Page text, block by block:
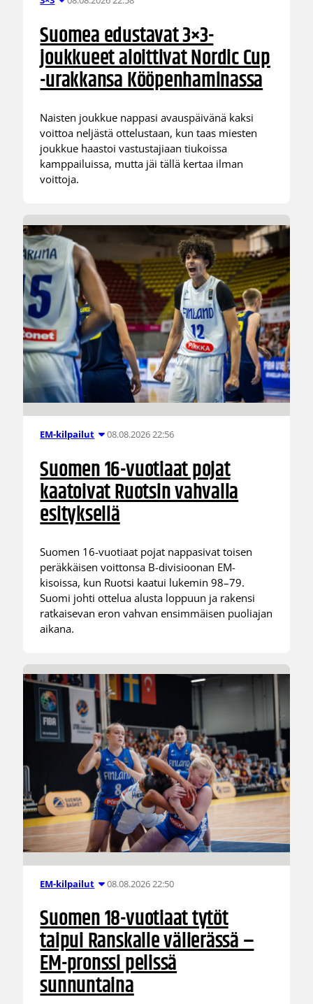
Suomea edustavat 3×3-
joukkueet aloittivat Nordic Cup
-urakkansa Kööpenhaminassa
Naisten joukkue nappasi avauspäivänä kaksi
voittoa neljästä ottelustaan, kun taas miesten
joukkue haastoi vastustajiaan tiukoissa
kamppailuissa, mutta jäi tällä kertaa ilman
voittoja.
EM-kilpailut 08.08.2026 22:56
Suomen 16-vuotiaat pojat
kaatoivat Ruotsin vahvalla
esityksellä
Suomen 16-vuotiaat pojat nappasivat toisen
peräkkäisen voittonsa B-divisioonan EM-
kisoissa, kun Ruotsi kaatui lukemin 98–79.
Suomi johti ottelua alusta loppuun ja rakensi
ratkaisevan eron vahvan ensimmäisen puoliajan
aikana.
EM-kilpailut 08.08.2026 22:50
Suomen 18-vuotiaat tytöt
taipui Ranskalle välierässä –
EM-pronssi pelissä
sunnuntaina